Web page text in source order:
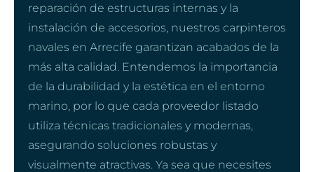
reparación de estructuras internas y la
instalación de accesorios, nuestros carpinteros
navales en Arrecife garantizan acabados de la
más alta calidad. Entendemos la importancia
de la durabilidad y la estética en el entorno
marino, por lo que cada proveedor listado
utiliza técnicas tradicionales y modernas,
asegurando soluciones robustas y
visualmente atractivas. Ya sea que necesites